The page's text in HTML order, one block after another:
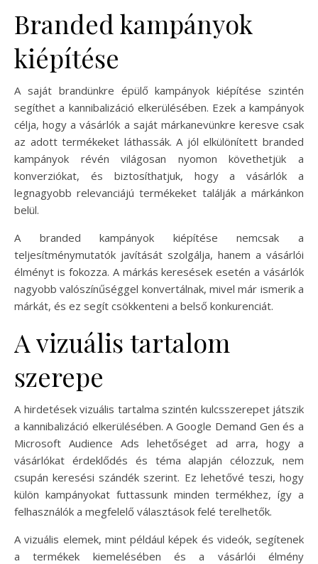
Branded kampányok
kiépítése
A saját brandünkre épülő kampányok kiépítése szintén
segíthet a kannibalizáció elkerülésében. Ezek a kampányok
célja, hogy a vásárlók a saját márkanevünkre keresve csak
az adott termékeket láthassák. A jól elkülönített branded
kampányok révén világosan nyomon követhetjük a
konverziókat, és biztosíthatjuk, hogy a vásárlók a
legnagyobb relevanciájú termékeket találják a márkánkon
belül.
A branded kampányok kiépítése nemcsak a
teljesítménymutatók javítását szolgálja, hanem a vásárlói
élményt is fokozza. A márkás keresések esetén a vásárlók
nagyobb valószínűséggel konvertálnak, mivel már ismerik a
márkát, és ez segít csökkenteni a belső konkurenciát.
A vizuális tartalom
szerepe
A hirdetések vizuális tartalma szintén kulcsszerepet játszik
a kannibalizáció elkerülésében. A Google Demand Gen és a
Microsoft Audience Ads lehetőséget ad arra, hogy a
vásárlókat érdeklődés és téma alapján célozzuk, nem
csupán keresési szándék szerint. Ez lehetővé teszi, hogy
külön kampányokat futtassunk minden termékhez, így a
felhasználók a megfelelő választások felé terelhetők.
A vizuális elemek, mint például képek és videók, segítenek
a termékek kiemelésében és a vásárlói élmény